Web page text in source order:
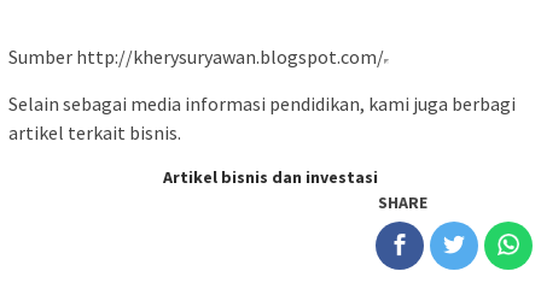
Sumber http://kherysuryawan.blogspot.com/
Selain sebagai media informasi pendidikan, kami juga berbagi
artikel terkait bisnis.
Artikel bisnis dan investasi
SHARE